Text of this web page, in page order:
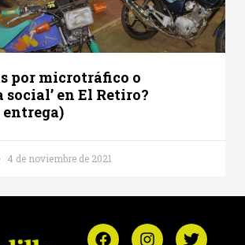
por microtráfico o
social’ en El Retiro?
4 de noviembre de 2021